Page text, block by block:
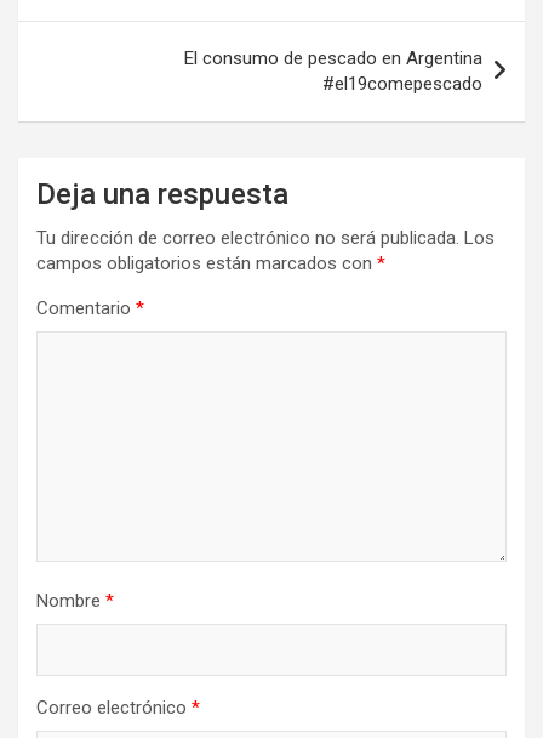
El consumo de pescado en Argentina
#el19comepescado
Deja una respuesta
Tu dirección de correo electrónico no será publicada. Los
campos obligatorios están marcados con *
Comentario *
Nombre *
Correo electrónico *